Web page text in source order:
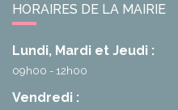
HORAIRES DE LA MAIRIE
Lundi, Mardi et Jeudi :
09h00 - 12h00
Vendredi :